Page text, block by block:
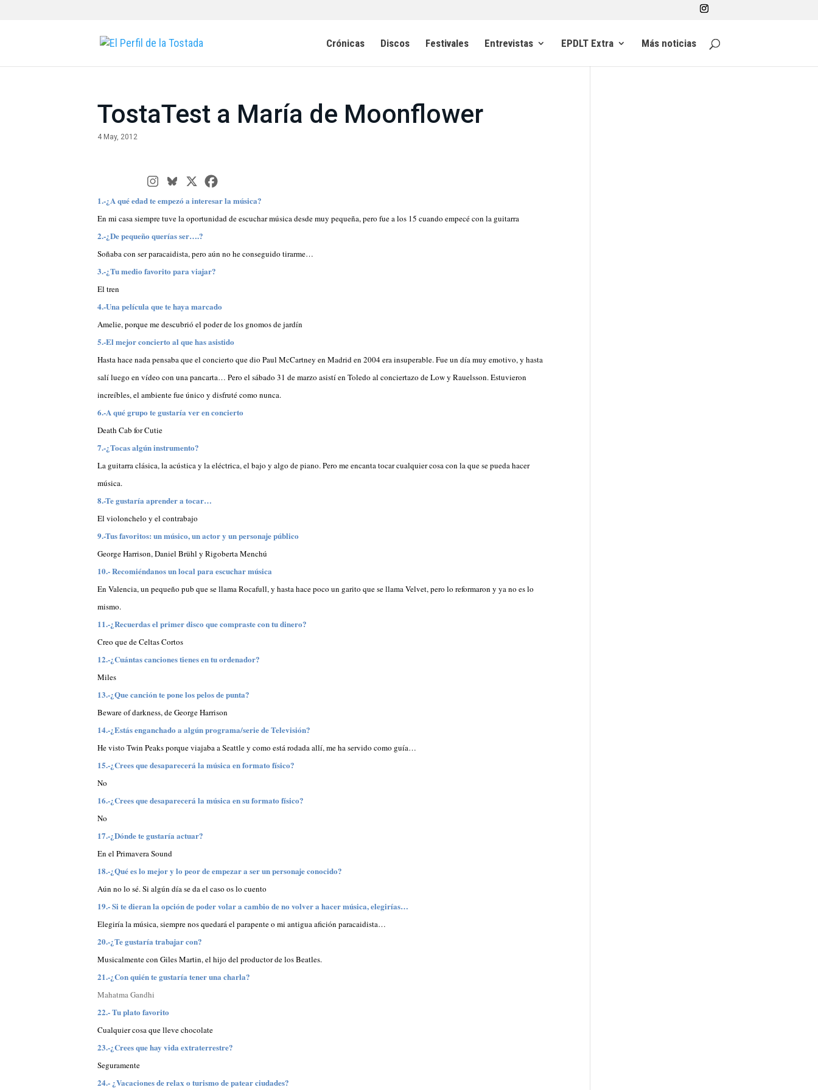
Crónicas Discos Festivales Entrevistas EPDLT Extra Más noticias
TostaTest a María de Moonflower
4 May, 2012
1.-¿A qué edad te empezó a interesar la música?
En mi casa siempre tuve la oportunidad de escuchar música desde muy pequeña, pero fue a los 15 cuando empecé con la guitarra
2.-¿De pequeño querías ser….?
Soñaba con ser paracaidista, pero aún no he conseguido tirarme…
3.-¿Tu medio favorito para viajar?
El tren
4.-Una película que te haya marcado
Amelie, porque me descubrió el poder de los gnomos de jardín
5.-El mejor concierto al que has asistido
Hasta hace nada pensaba que el concierto que dio Paul McCartney en Madrid en 2004 era insuperable. Fue un día muy emotivo, y hasta
salí luego en vídeo con una pancarta… Pero el sábado 31 de marzo asistí en Toledo al conciertazo de Low y Rauelsson. Estuvieron
increíbles, el ambiente fue único y disfruté como nunca.
6.-A qué grupo te gustaría ver en concierto
Death Cab for Cutie
7.-¿Tocas algún instrumento?
La guitarra clásica, la acústica y la eléctrica, el bajo y algo de piano. Pero me encanta tocar cualquier cosa con la que se pueda hacer
música.
8.-Te gustaría aprender a tocar…
El violonchelo y el contrabajo
9.-Tus favoritos: un músico, un actor y un personaje público
George Harrison, Daniel Brühl y Rigoberta Menchú
10.- Recomiéndanos un local para escuchar música
En Valencia, un pequeño pub que se llama Rocafull, y hasta hace poco un garito que se llama Velvet, pero lo reformaron y ya no es lo
mismo.
11.-¿Recuerdas el primer disco que compraste con tu dinero?
Creo que de Celtas Cortos
12.-¿Cuántas canciones tienes en tu ordenador?
Miles
13.-¿Que canción te pone los pelos de punta?
Beware of darkness, de George Harrison
14.-¿Estás enganchado a algún programa/serie de Televisión?
He visto Twin Peaks porque viajaba a Seattle y como está rodada allí, me ha servido como guía…
15.-¿Crees que desaparecerá la música en formato físico?
No
16.-¿Crees que desaparecerá la música en su formato físico?
No
17.-¿Dónde te gustaría actuar?
En el Primavera Sound
18.-¿Qué es lo mejor y lo peor de empezar a ser un personaje conocido?
Aún no lo sé. Si algún día se da el caso os lo cuento
19.- Si te dieran la opción de poder volar a cambio de no volver a hacer música, elegirías…
Elegiría la música, siempre nos quedará el parapente o mi antigua afición paracaidista…
20.-¿Te gustaría trabajar con?
Musicalmente con Giles Martin, el hijo del productor de los Beatles.
21.-¿Con quién te gustaría tener una charla?
MahatmaGandhi
22.- Tu plato favorito
Cualquier cosa que lleve chocolate
23.-¿Crees que hay vida extraterrestre?
Seguramente
24.- ¿Vacaciones de relax o turismo de patear ciudades?